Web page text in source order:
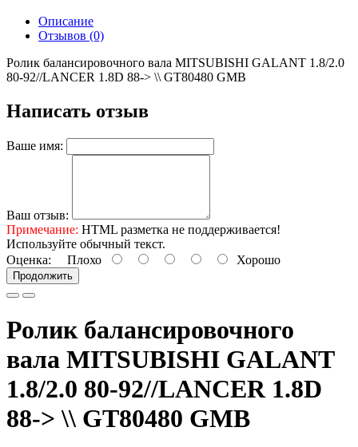
Описание
Отзывов (0)
Ролик балансировочного вала MITSUBISHI GALANT 1.8/2.0
80-92//LANCER 1.8D 88-> \\ GT80480 GMB
Написать отзыв
Ваше имя:
Ваш отзыв:
Примечание: HTML разметка не поддерживается!
Используйте обычный текст.
Оценка: Плохо Хорошо
Продолжить
Ролик балансировочного
вала MITSUBISHI GALANT
1.8/2.0 80-92//LANCER 1.8D
88-> \\ GT80480 GMB